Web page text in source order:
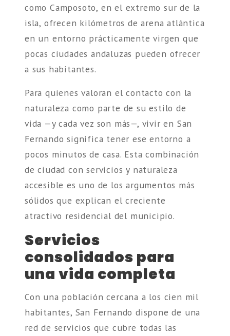
como Camposoto, en el extremo sur de la
isla, ofrecen kilómetros de arena atlántica
en un entorno prácticamente virgen que
pocas ciudades andaluzas pueden ofrecer
a sus habitantes.
Para quienes valoran el contacto con la
naturaleza como parte de su estilo de
vida —y cada vez son más—, vivir en San
Fernando significa tener ese entorno a
pocos minutos de casa. Esta combinación
de ciudad con servicios y naturaleza
accesible es uno de los argumentos más
sólidos que explican el creciente
atractivo residencial del municipio.
Servicios
consolidados para
una vida completa
Con una población cercana a los cien mil
habitantes, San Fernando dispone de una
red de servicios que cubre todas las